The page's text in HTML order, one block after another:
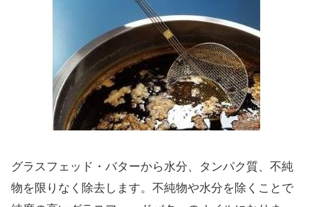
グラスフェッド・バターから水分、タンパク質、不純
物を限りなく除去します。不純物や水分を除くことで